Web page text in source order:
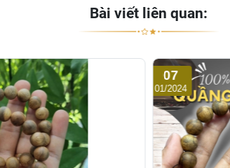
Bài viết liên quan:
07
01/2024